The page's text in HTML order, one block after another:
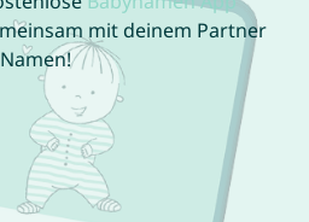
mit deinem Partner